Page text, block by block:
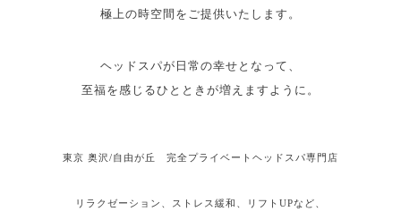
極上の時空間をご提供いたします。
ヘッドスパが日常の幸せとなって、
至福を感じるひとときが増えますように。
東京 奥沢/自由が丘 完全プライベートヘッドスパ専門店
リラクゼーション、ストレス緩和、リフトUPなど、